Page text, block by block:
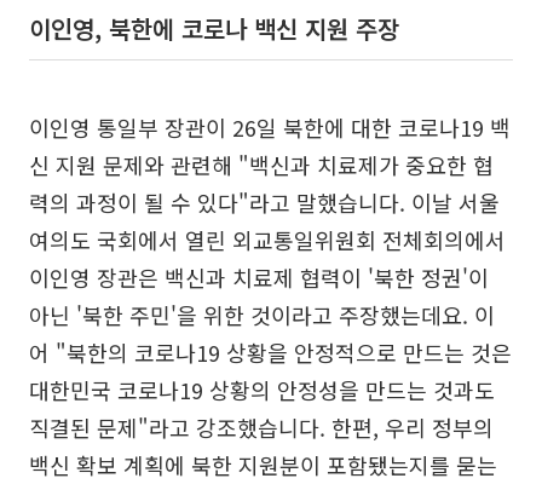
이인영, 북한에 코로나 백신 지원 주장
이인영 통일부 장관이 26일 북한에 대한 코로나19 백
신 지원 문제와 관련해 "백신과 치료제가 중요한 협
력의 과정이 될 수 있다"라고 말했습니다. 이날 서울
여의도 국회에서 열린 외교통일위원회 전체회의에서
이인영 장관은 백신과 치료제 협력이 '북한 정권'이
아닌 '북한 주민'을 위한 것이라고 주장했는데요. 이
어 "북한의 코로나19 상황을 안정적으로 만드는 것은
대한민국 코로나19 상황의 안정성을 만드는 것과도
직결된 문제"라고 강조했습니다. 한편, 우리 정부의
백신 확보 계획에 북한 지원분이 포함됐는지를 묻는